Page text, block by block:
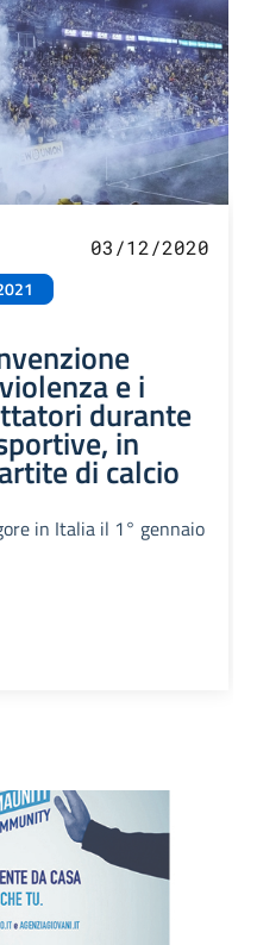
03/12/2020
e i
durante
in
di calcio
in Italia il 1° gennaio